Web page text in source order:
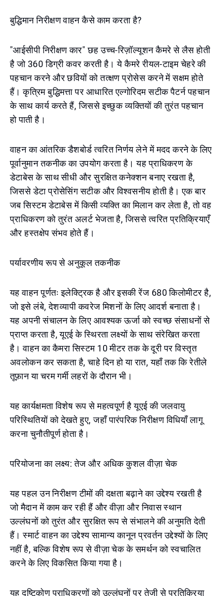
बुद्धिमान निरीक्षण वाहन कैसे काम करता है?
"आईसीपी निरीक्षण कार" छह उच्च-रिज़ॉल्यूशन कैमरे से लैस होती
है जो 360 डिग्री कवर करती है। ये कैमरे रीयल-टाइम चेहरे की
पहचान करने और छवियों को तत्क्षण प्रोसेस करने में सक्षम होते
हैं। कृत्रिम बुद्धिमत्ता पर आधारित एल्गोरिदम सटीक पैटर्न पहचान
के साथ कार्य करते हैं, जिससे इच्छुक व्यक्तियों की तुरंत पहचान
हो पाती है।
वाहन का आंतरिक डैशबोर्ड त्वरित निर्णय लेने में मदद करने के लिए
पूर्वानुमान तकनीक का उपयोग करता है। यह प्राधिकरण के
डेटाबेस के साथ सीधी और सुरक्षित कनेक्शन बनाए रखता है,
जिससे डेटा प्रोसेसिंग सटीक और विश्वसनीय होती है। एक बार
जब सिस्टम डेटाबेस में किसी व्यक्ति का मिलान कर लेता है, तो वह
प्राधिकरण को तुरंत अलर्ट भेजता है, जिससे त्वरित प्रतिक्रियाएँ
और हस्तक्षेप संभव होते हैं।
पर्यावरणीय रूप से अनुकूल तकनीक
यह वाहन पूर्णतः इलेक्ट्रिक है और इसकी रेंज 680 किलोमीटर है,
जो इसे लंबे, देशव्यापी कवरेज मिशनों के लिए आदर्श बनाता है।
यह अपनी संचालन के लिए आवश्यक ऊर्जा को स्वच्छ संसाधनों से
प्राप्त करता है, यूएई के स्थिरता लक्ष्यों के साथ संरेखित करता
है। वाहन का कैमरा सिस्टम 10 मीटर तक के दूरी पर विस्तृत
अवलोकन कर सकता है, चाहे दिन हो या रात, यहाँ तक कि रेतीले
तूफ़ान या चरम गर्मी लहरों के दौरान भी।
यह कार्यक्षमता विशेष रूप से महत्वपूर्ण है यूएई की जलवायु
परिस्थितियों को देखते हुए, जहाँ पारंपरिक निरीक्षण विधियाँ लागू
करना चुनौतीपूर्ण होता है।
परियोजना का लक्ष्य: तेज और अधिक कुशल वीज़ा चेक
यह पहल उन निरीक्षण टीमों की दक्षता बढ़ाने का उद्देश्य रखती है
जो मैदान में काम कर रही हैं और वीज़ा और निवास स्थान
उल्लंघनों को तुरंत और सुरक्षित रूप से संभालने की अनुमति देती
हैं। स्मार्ट वाहन का उद्देश्य सामान्य कानून प्रवर्तन उद्देश्यों के लिए
नहीं है, बल्कि विशेष रूप से वीज़ा चेक के समर्थन को स्वचालित
करने के लिए विकसित किया गया है।
यह दृष्टिकोण प्राधिकरणों को उल्लंघनों पर तेजी से प्रतिक्रिया